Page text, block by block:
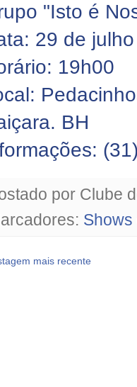
"Isto é
29 de
19h00
BH
por Clube
mais recente